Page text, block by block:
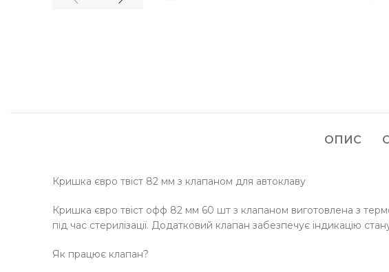
ОПИС
Кришка євро твіст 82 мм з клапаном для автоклаву
Кришка євро твіст офф 82 мм 60 шт з клапаном виготовлена з
під час стерилізації. Додатковий клапан забезпечує індикацію
Як працює клапан?